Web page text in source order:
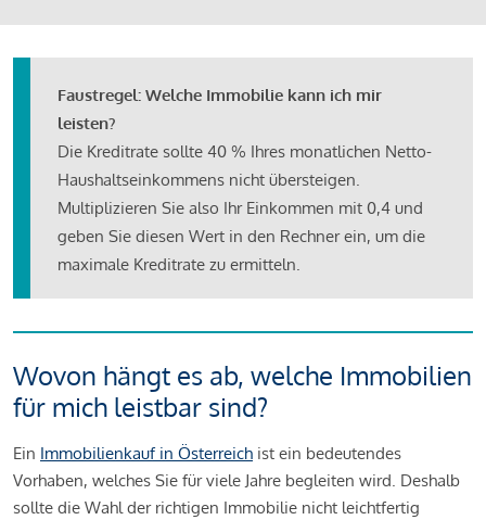
Faustregel: Welche Immobilie kann ich mir
leisten?
Die Kreditrate sollte 40 % Ihres monatlichen Netto-
Haushaltseinkommens nicht übersteigen.
Multiplizieren Sie also Ihr Einkommen mit 0,4 und
geben Sie diesen Wert in den Rechner ein, um die
maximale Kreditrate zu ermitteln.
Wovon hängt es ab, welche Immobilien
für mich leistbar sind?
Ein Immobilienkauf in Österreich ist ein bedeutendes
Vorhaben, welches Sie für viele Jahre begleiten wird. Deshalb
sollte die Wahl der richtigen Immobilie nicht leichtfertig